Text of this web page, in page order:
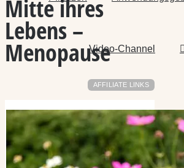
Video-Channel
Mitte ihres
Lebens –
Menopause
AFFILIATE LINKS